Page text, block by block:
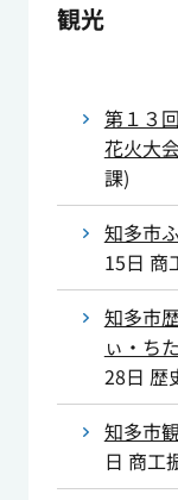
観光
第１３
花火大
課)
知多市
15日 商
知多市
ぃ・ち
28日 歴
知多市
日 商工